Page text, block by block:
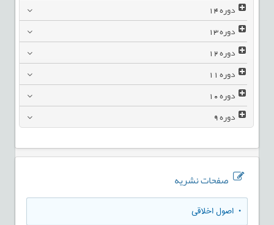
دوره14
دوره13
دوره12
دوره11
دوره10
دوره9
صفحات نشریه
• اصول اخلاقی